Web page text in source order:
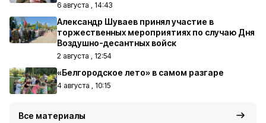
6 августа , 14:43
Александр Шуваев принял участие в
торжественных мероприятиях по случаю Дня
Воздушно-десантных войск
2 августа , 12:54
«Белгородское лето» в самом разгаре
4 августа , 10:15
Все материалы